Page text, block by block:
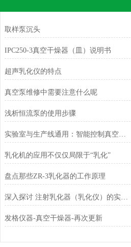
取样泵沉头
IPC250-3真空干燥器（皿）说明书
超声乳化仪的特点
真空泵维修中需要注意什么呢
浅析恒流泵的使用步骤
实验室与生产线通用：智能控制真空脱泡器，准确调控气泡消除过程
乳化机的应用不仅仅局限于“乳化”
盘点那些ZR-3乳化器的工作原理
深入探讨 注射乳化器（乳化仪）的实际应用
发格仪器-真空干燥器-再次更新